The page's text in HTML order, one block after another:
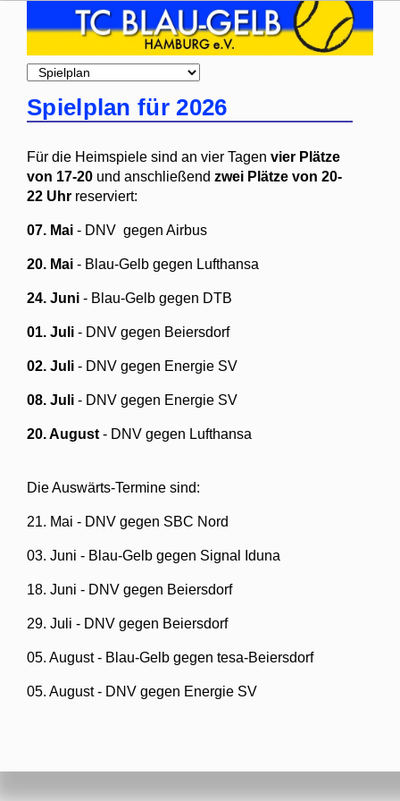
Zielseite
Spielplan für 2026
Für die Heimspiele sind an vier Tagen vier Plätze
von 17-20 und anschließend zwei Plätze von 20-
22 Uhr reserviert:
07. Mai - DNV gegen Airbus
20. Mai - Blau-Gelb gegen Lufthansa
24. Juni - Blau-Gelb gegen DTB
01. Juli - DNV gegen Beiersdorf
02. Juli - DNV gegen Energie SV
08. Juli - DNV gegen Energie SV
20. August - DNV gegen Lufthansa
Die Auswärts-Termine sind:
21. Mai - DNV gegen SBC Nord
03. Juni - Blau-Gelb gegen Signal Iduna
18. Juni - DNV gegen Beiersdorf
29. Juli - DNV gegen Beiersdorf
05. August - Blau-Gelb gegen tesa-Beiersdorf
05. August - DNV gegen Energie SV